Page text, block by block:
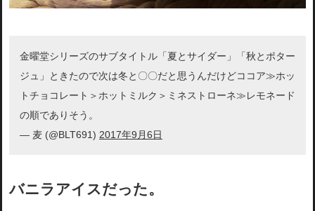
金曜堂シリーズのサブタイトル「夏とサイダー」「秋とポター
ジュ」ときたので次は冬と〇〇だと思うんだけどココア≫ホッ
トチョコレート＞ホットミルク＞ミネストローネ≫レモネード
の順でありそう。
— 麦 (@BLT691) 2017年9月6日
バニラアイスだった。